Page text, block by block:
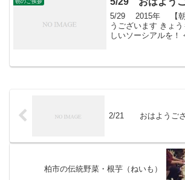
5/29 2015年 【朝
うございます きょ
しいソーシアルを！
2/21 おはようござ
柏市の伝統野菜・根芋（ねいも）